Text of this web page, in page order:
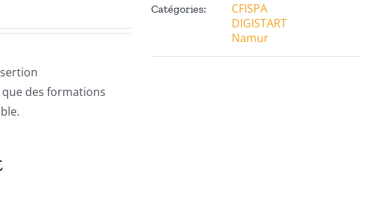
que des formations
Catégories:
CFISPA
DIGISTART
Namur